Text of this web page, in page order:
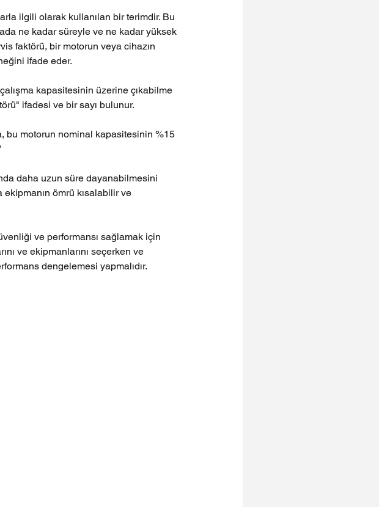
ilgili olarak kullanılan bir terimdir. Bu
ne kadar süreyle ve ne kadar yüksek
faktörü, bir motorun veya cihazın
ifade eder.
kapasitesinin üzerine çıkabilme
ifadesi ve bir sayı bulunur.
bu motorun nominal kapasitesinin %15
daha uzun süre dayanabilmesini
ekipmanın ömrü kısalabilir ve
ve performansı sağlamak için
ve ekipmanlarını seçerken ve
dengelemesi yapmalıdır.